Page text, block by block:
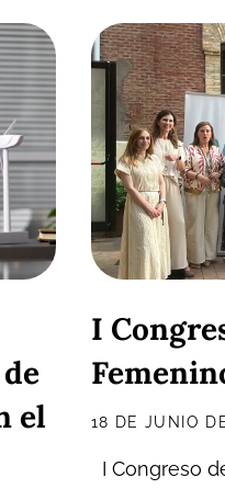
el
I
18 DE JUNIO
I Congreso